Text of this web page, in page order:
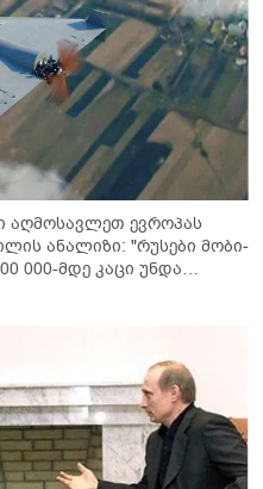
აღმოსავლეთ ევროპას
ანალიზი: "რუსები მობი­
000-მდე კაცი უნდა